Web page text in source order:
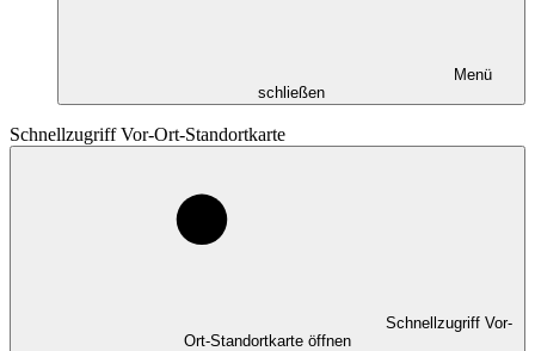
Menü
schließen
Schnellzugriff Vor-Ort-Standortkarte
Schnellzugriff Vor-
Ort-Standortkarte öffnen